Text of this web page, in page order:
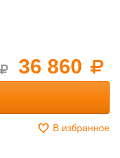
36 860
В избранное